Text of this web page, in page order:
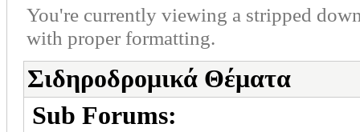
You're currently viewing a stripped
with proper formatting.
Σιδηροδρομικά Θέματα
Sub Forums: